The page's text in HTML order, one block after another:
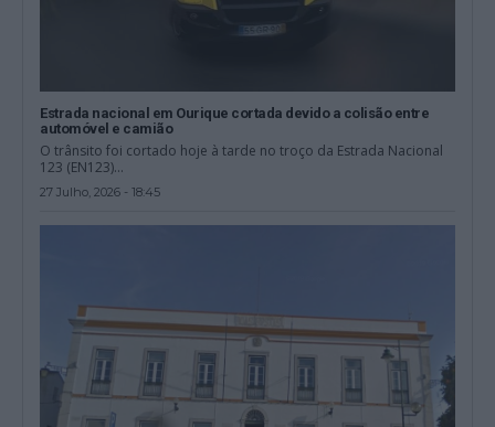
Estrada nacional em Ourique cortada devido a colisão entre
automóvel e camião
O trânsito foi cortado hoje à tarde no troço da Estrada Nacional
123 (EN123)...
27 Julho, 2026 - 18:45